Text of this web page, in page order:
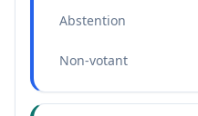
Abstention
Non-votant